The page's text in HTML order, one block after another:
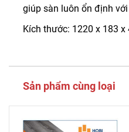
giúp sàn luôn ổn định
Kích thước: 1220 x 183
Sản phẩm cùng loại